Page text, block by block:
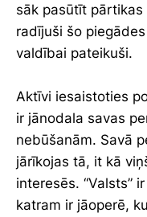
sāk pasūtīt
radījuši šo
valdībai pateikuši.
Aktīvi iesaistoties
ir jānodala savas
nebūšanām. Savā
jārīkojas tā, it kā
interesēs. “Valsts”
katram ir jāoperē,